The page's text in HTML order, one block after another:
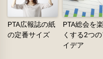
PTA広報誌の紙
の定番サイズ
PTA総会を
くする2つ
イデア